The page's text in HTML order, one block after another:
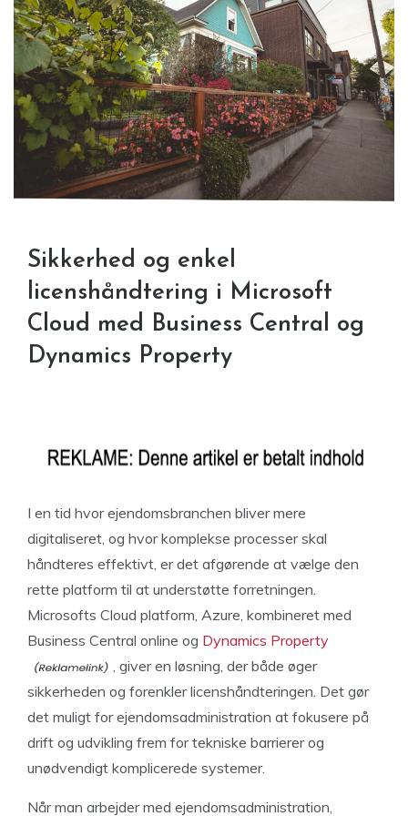
Sikkerhed og enkel
licenshåndtering i Microsoft
Cloud med Business Central og
Dynamics Property
I en tid hvor ejendomsbranchen bliver mere
digitaliseret, og hvor komplekse processer skal
håndteres effektivt, er det afgørende at vælge den
rette platform til at understøtte forretningen.
Microsofts Cloud platform, Azure, kombineret med
Business Central online og Dynamics Property
, giver en løsning, der både øger
sikkerheden og forenkler licenshåndteringen. Det gør
det muligt for ejendomsadministration at fokusere på
drift og udvikling frem for tekniske barrierer og
unødvendigt komplicerede systemer.
Når man arbejder med ejendomsadministration,